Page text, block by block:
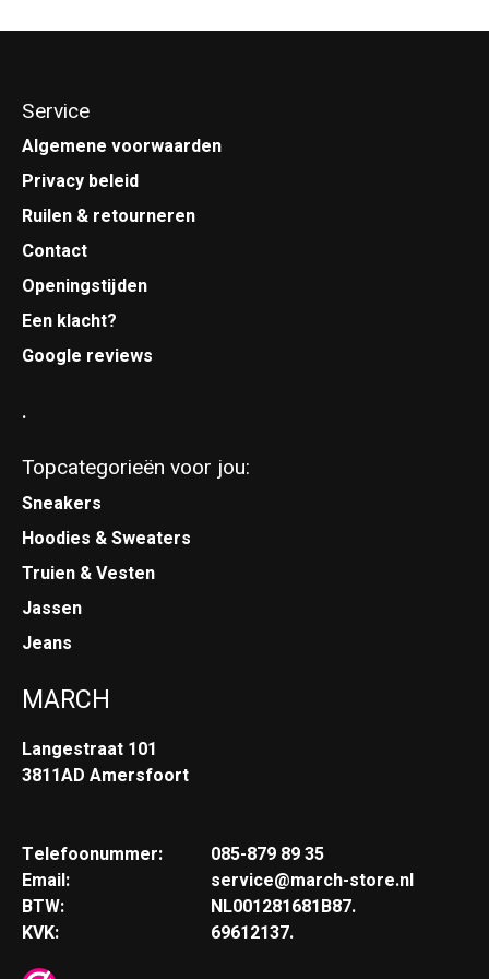
Service
Algemene voorwaarden
Privacy beleid
Ruilen & retourneren
Contact
Openingstijden
Een klacht?
Google reviews
.
Topcategorieën voor jou:
Sneakers
Hoodies & Sweaters
Truien & Vesten
Jassen
Jeans
MARCH
Langestraat 101
3811AD Amersfoort
Telefoonummer:
Email:
BTW:
KVK:
085-879 89 35
service@march-store.nl
NL001281681B87.
69612137.